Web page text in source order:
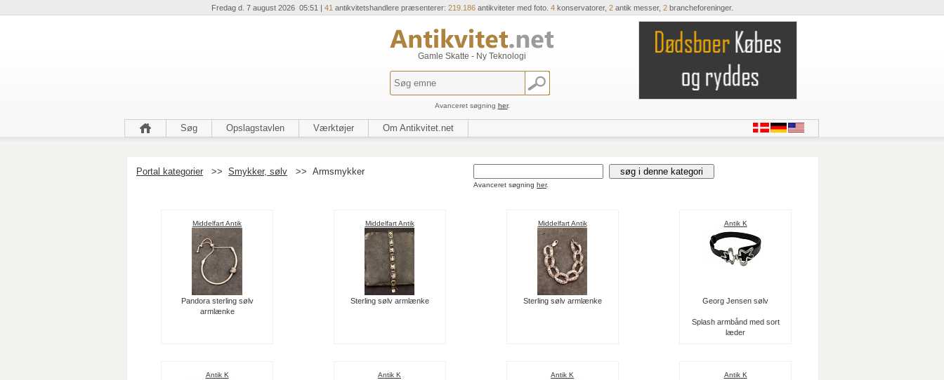
Fredag d. 7 august 2026 05:51 | 41 antikvitetshandlere præsenterer: 219.186antikviteter med foto. 4konservatorer, 2antik messer, 2brancheforeninger.
Gamle Skatte - Ny Teknologi
Avanceret søgning her.
Søg Opslagstavlen Værktøjer Om Antikvitet.net
Portal kategorier >> Smykker, sølv >> Armsmykker
Avanceret søgning her.
Middelfart Antik
Pandora sterling sølv
armlænke
Middelfart Antik
Sterling sølv armlænke
Middelfart Antik
Sterling sølv armlænke
Antik K
Georg Jensen sølv
Splash armbånd med sort
læder
Antik K Antik K Antik K Antik K